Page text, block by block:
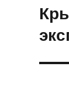
запись: